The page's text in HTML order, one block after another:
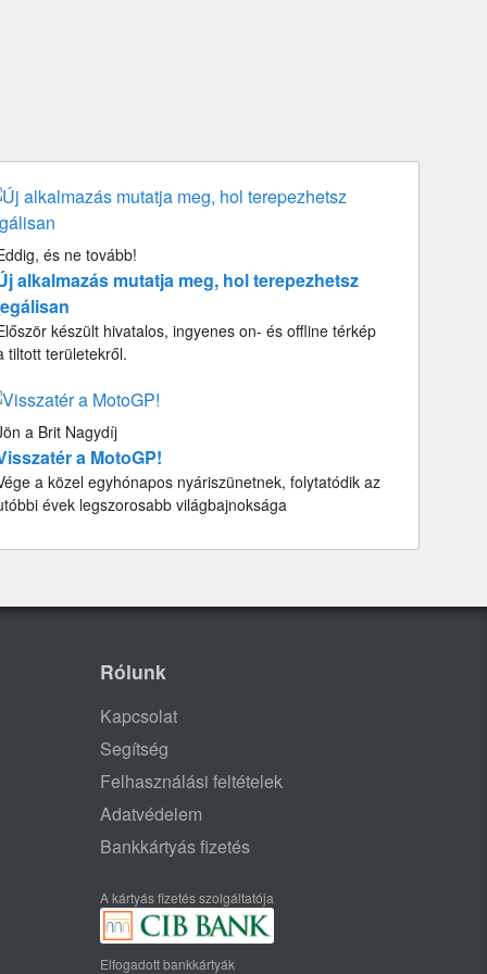
és ne tovább!
alkalmazás mutatja meg, hol terepezhetsz
készült hivatalos, ingyenes on- és offline térkép
tiltott területekről.
a Brit Nagydíj
a MotoGP!
a közel egyhónapos nyáriszünetnek, folytatódik az
évek legszorosabb világbajnoksága
Rólunk
Kapcsolat
Segítség
Felhasználási feltételek
Adatvédelem
Bankkártyás fizetés
A kártyás fizetés szolgáltatója
Elfogadott bankkártyák